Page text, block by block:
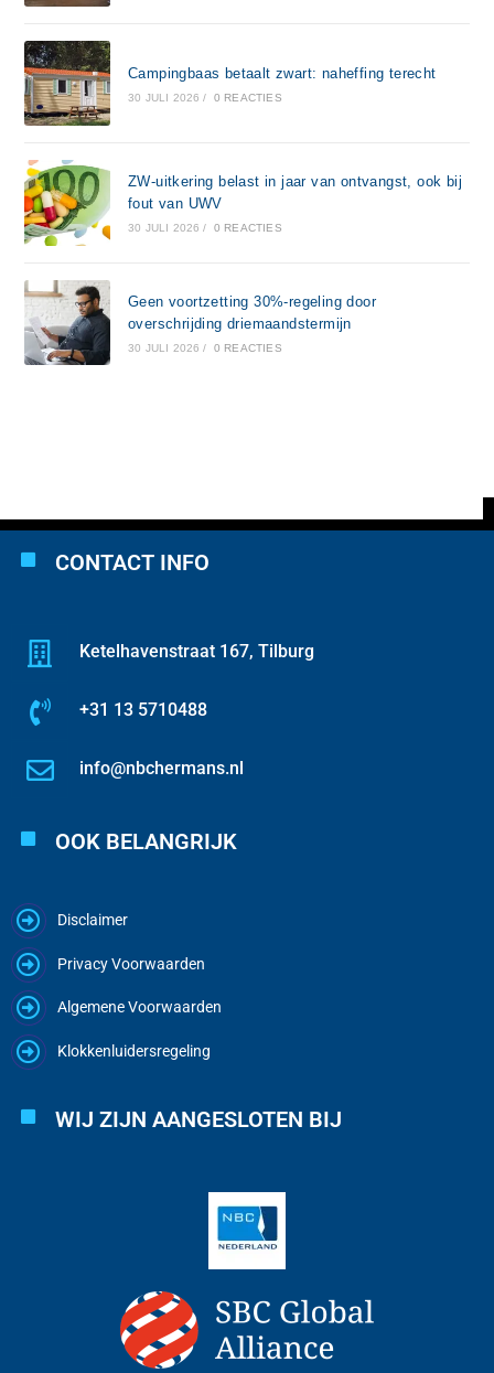
Campingbaas betaalt zwart: naheffing terecht
30 JULI 2026 / 0 REACTIES
ZW-uitkering belast in jaar van ontvangst, ook bij
fout van UWV
30 JULI 2026 / 0 REACTIES
Geen voortzetting 30%-regeling door
overschrijding driemaandstermijn
30 JULI 2026 / 0 REACTIES
CONTACT INFO
Ketelhavenstraat 167, Tilburg
+31 13 5710488
info@nbchermans.nl
OOK BELANGRIJK
Disclaimer
Privacy Voorwaarden
Algemene Voorwaarden
Klokkenluidersregeling
WIJ ZIJN AANGESLOTEN BIJ